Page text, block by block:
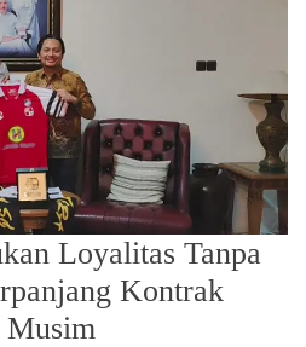
Loyalitas Tanpa
Kontrak
Musim